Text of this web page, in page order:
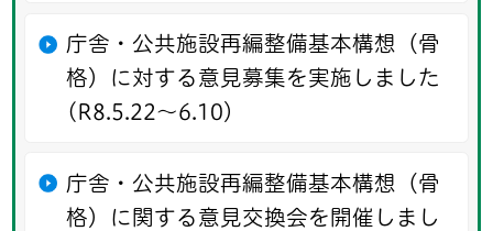
庁舎・公共施設再編整備基本構想（骨
格）に対する意見募集を実施しました
(R8.5.22～6.10）
庁舎・公共施設再編整備基本構想（骨
格）に関する意見交換会を開催しまし